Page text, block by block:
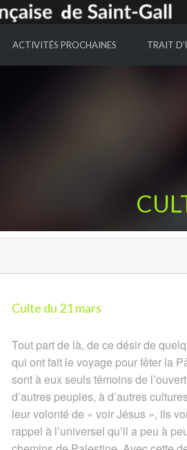
SAINT GALL
ACTIVITÉS PROCHAINES TRAIT
Culte du 21 mars
Tout part de là, de ce désir de
qui ont fait le voyage pour fêter la
sont à eux seuls témoins de
d’autres peuples, à d’autres
leur volonté de « voir Jésus », ils
rappel à l’universel qu’il a peu à